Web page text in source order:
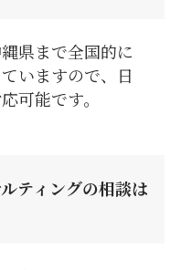
県まで全国的に
いますので、日
可能です。
ティングの相談は